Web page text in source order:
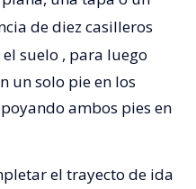
de diez casilleros
suelo , para luego
un solo pie en los
ambos pies en
el trayecto de ida